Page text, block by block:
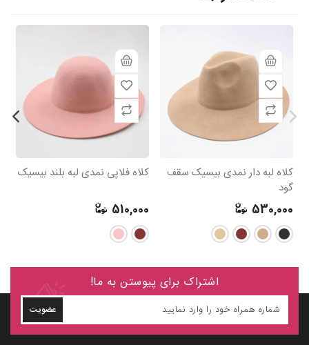
کلاه لبه دار نمدی بیسیک سقف
گود
530,000
کلاه فلاپی نمدی لبه بلند بیسیک
510,000
اشتراک برای پیوستن به ما!
عضویت